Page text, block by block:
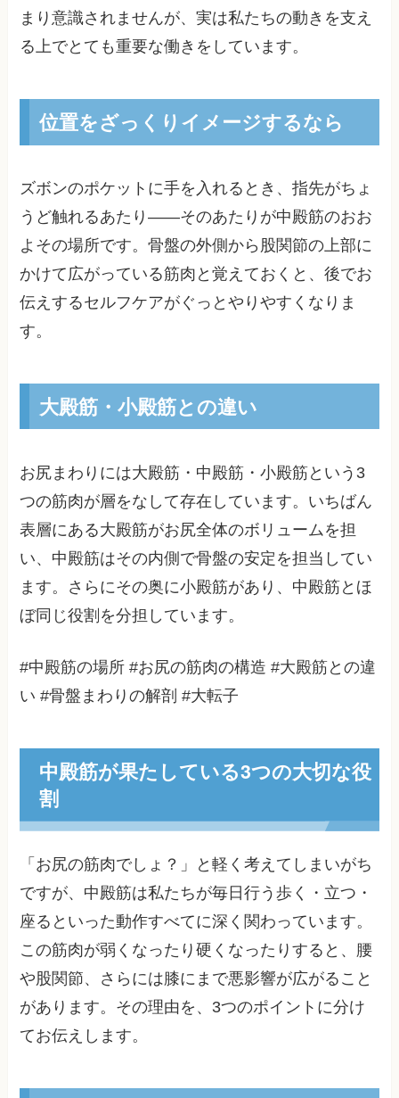
まり意識されませんが、実は私たちの動きを支え
る上でとても重要な働きをしています。
位置をざっくりイメージするなら
ズボンのポケットに手を入れるとき、指先がちょ
うど触れるあたり——そのあたりが中殿筋のおお
よその場所です。骨盤の外側から股関節の上部に
かけて広がっている筋肉と覚えておくと、後でお
伝えするセルフケアがぐっとやりやすくなりま
す。
大殿筋・小殿筋との違い
お尻まわりには大殿筋・中殿筋・小殿筋という3
つの筋肉が層をなして存在しています。いちばん
表層にある大殿筋がお尻全体のボリュームを担
い、中殿筋はその内側で骨盤の安定を担当してい
ます。さらにその奥に小殿筋があり、中殿筋とほ
ぼ同じ役割を分担しています。
#中殿筋の場所 #お尻の筋肉の構造 #大殿筋との違
い #骨盤まわりの解剖 #大転子
中殿筋が果たしている3つの大切な役
割
「お尻の筋肉でしょ？」と軽く考えてしまいがち
ですが、中殿筋は私たちが毎日行う歩く・立つ・
座るといった動作すべてに深く関わっています。
この筋肉が弱くなったり硬くなったりすると、腰
や股関節、さらには膝にまで悪影響が広がること
があります。その理由を、3つのポイントに分け
てお伝えします。